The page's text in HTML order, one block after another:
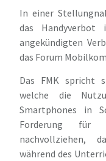
In einer
das Handyverbot
angekündigten
das Forum
Das FMK spricht
welche die
Smartphones in
Forderung für
nachvollziehen,
während des